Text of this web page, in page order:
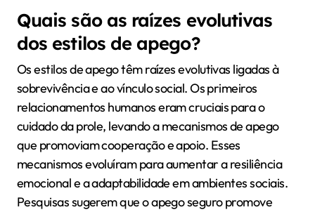
Quais são as raízes evolutivas
dos estilos de apego?
Os estilos de apego têm raízes evolutivas ligadas à
sobrevivência e ao vínculo social. Os primeiros
relacionamentos humanos eram cruciais para o
cuidado da prole, levando a mecanismos de apego
que promoviam cooperação e apoio. Esses
mecanismos evoluíram para aumentar a resiliência
emocional e a adaptabilidade em ambientes sociais.
Pesquisas sugerem que o apego seguro promove